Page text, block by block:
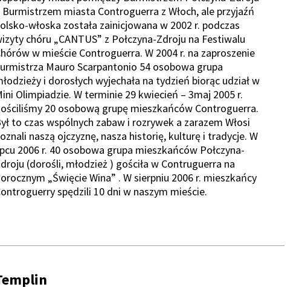
Burmistrzem miasta Controguerra z Włoch, ale przyjaźń
włoska została zainicjowana w 2002 r. podczas
chóru „CANTUS” z Połczyna-Zdroju na Festiwalu
w mieście Controguerra. W 2004 r. na zaproszenie
Mauro Scarpantonio 54 osobowa grupa
i dorosłych wyjechała na tydzień biorąc udział w
Olimpiadzie. W terminie 29 kwiecień – 3maj 2005 r.
20 osobową grupę mieszkańców Controguerra.
to czas wspólnych zabaw i rozrywek a zarazem Włosi
naszą ojczyznę, nasza historię, kulturę i tradycje. W
2006 r. 40 osobowa grupa mieszkańców Połczyna-
(dorośli, młodzież ) gościła w Contruguerra na
„Święcie Wina” . W sierpniu 2006 r. mieszkańcy
spędzili 10 dni w naszym mieście.